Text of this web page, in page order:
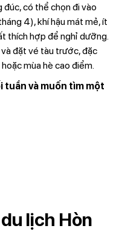
đúc, có thể chọn đi vào
4), khí hậu mát mẻ, ít
thích hợp để nghỉ dưỡng.
đặt vé tàu trước, đặc
mùa hè cao điểm.
tuần và muốn tìm một
lịch Hòn